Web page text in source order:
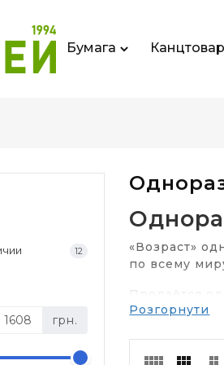
Бумага
12
грн.
«Возраст»
по всему
Продаётся
стакан или
Если вы
идёт о
Розгорнути